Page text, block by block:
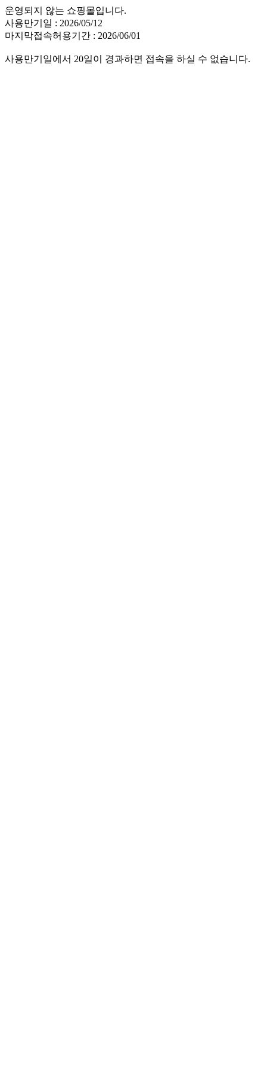
운영되지 않는 쇼핑몰입니다.
사용만기일 : 2026/05/12
마지막접속허용기간 : 2026/06/01
사용만기일에서 20일이 경과하면 접속을 하실 수 없습니다.